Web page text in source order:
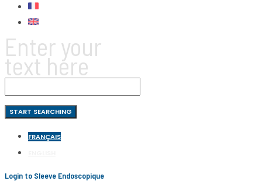
Enter your
text here
FRANÇAIS
Login to Sleeve Endoscopique